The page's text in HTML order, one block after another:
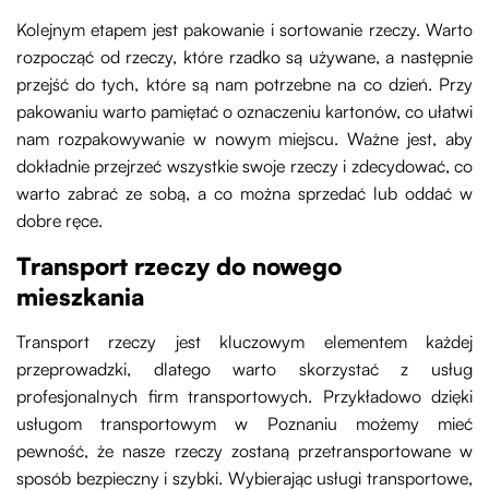
Kolejnym etapem jest pakowanie i sortowanie rzeczy. Warto
rozpocząć od rzeczy, które rzadko są używane, a następnie
przejść do tych, które są nam potrzebne na co dzień. Przy
pakowaniu warto pamiętać o oznaczeniu kartonów, co ułatwi
nam rozpakowywanie w nowym miejscu. Ważne jest, aby
dokładnie przejrzeć wszystkie swoje rzeczy i zdecydować, co
warto zabrać ze sobą, a co można sprzedać lub oddać w
dobre ręce.
Transport rzeczy do nowego
mieszkania
Transport rzeczy jest kluczowym elementem każdej
przeprowadzki, dlatego warto skorzystać z usług
profesjonalnych firm transportowych. Przykładowo dzięki
usługom transportowym w Poznaniu możemy mieć
pewność, że nasze rzeczy zostaną przetransportowane w
sposób bezpieczny i szybki. Wybierając usługi transportowe,